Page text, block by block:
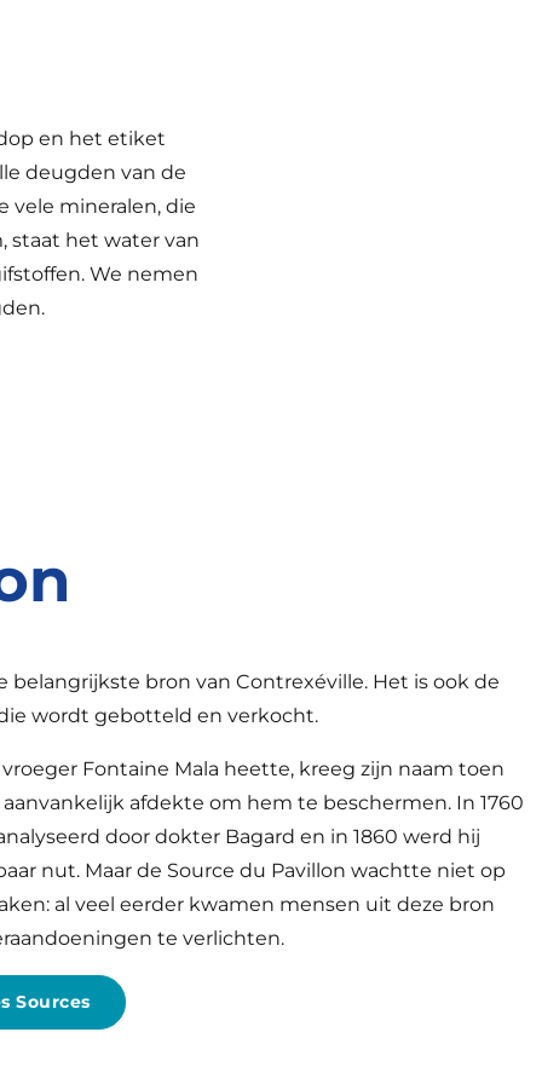
en het etiket
deugden van de
vele mineralen, die
staat het water van
We nemen
belangrijkste bron van Contrexéville. Het is ook de
wordt gebotteld en verkocht.
Fontaine Mala heette, kreeg zijn naam toen
afdekte om hem te beschermen. In 1760
door dokter Bagard en in 1860 werd hij
nut. Maar de Source du Pavillon wachtte niet op
al veel eerder kwamen mensen uit deze bron
te verlichten.
Sources